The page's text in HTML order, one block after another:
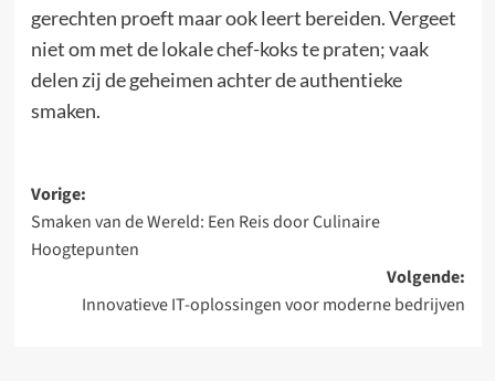
gerechten proeft maar ook leert bereiden. Vergeet
niet om met de lokale chef-koks te praten; vaak
delen zij de geheimen achter de authentieke
smaken.
Bericht
navigatie
Vorige:
Smaken van de Wereld: Een Reis door Culinaire
Hoogtepunten
Volgende:
Innovatieve IT-oplossingen voor moderne bedrijven